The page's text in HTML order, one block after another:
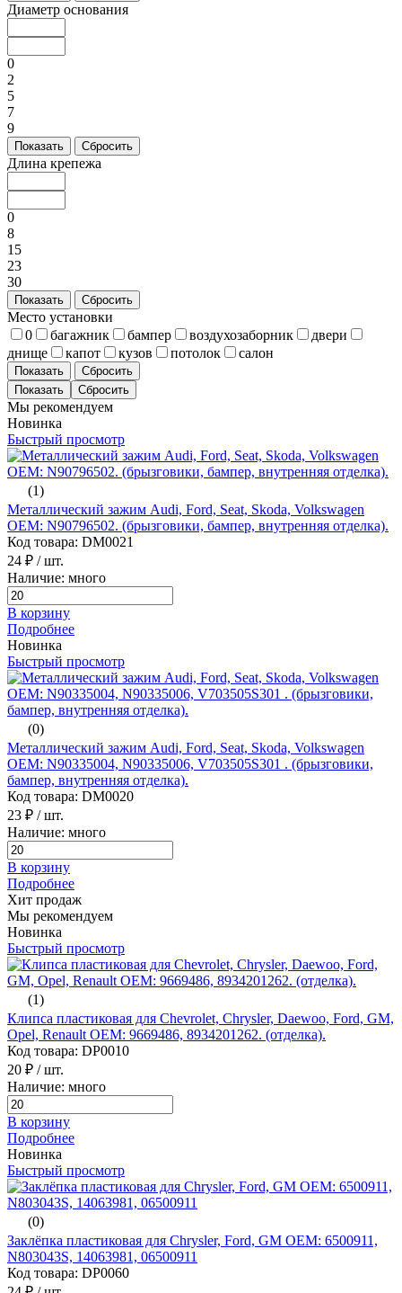
Диаметр основания
0
2
5
7
9
Показать Сбросить
Длина крепежа
0
8
15
23
30
Показать Сбросить
Место установки
0
багажник бампер воздухозаборник
двери
днище
капот кузов потолок салон
Показать Сбросить
Мы рекомендуем
Новинка
Быстрый просмотр
(1)
Металлический зажим Audi, Ford, Seat, Skoda, Volkswagen
ОЕМ: N90796502. (брызговики, бампер, внутренняя отделка).
Код товара: DM0021
24 ₽ / шт.
Наличие: много
В корзину
Подробнее
Новинка
Быстрый просмотр
(0)
Металлический зажим Audi, Ford, Seat, Skoda, Volkswagen
ОЕМ: N90335004, N90335006, V703505S301 . (брызговики,
бампер, внутренняя отделка).
Код товара: DM0020
23 ₽ / шт.
Наличие: много
В корзину
Подробнее
Хит продаж
Мы рекомендуем
Новинка
Быстрый просмотр
(1)
Клипса пластиковая для Chevrolet, Chrysler, Daewoo, Ford, GM,
Opel, Renault ОЕМ: 9669486, 8934201262. (отделка).
Код товара: DP0010
20 ₽ / шт.
Наличие: много
В корзину
Подробнее
Новинка
Быстрый просмотр
(0)
Заклёпка пластиковая для Chrysler, Ford, GM ОЕМ: 6500911,
N803043S, 14063981, 06500911
Код товара: DP0060